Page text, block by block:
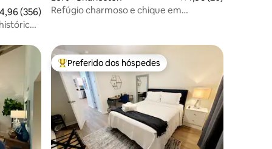
de uma avaliação média de 5, 356 avaliações
4,96 (356)
Refúgio charmoso e chique em
hóspedes Entre os melhores preferidos dos hóspedes
Preferido dos hóspedes